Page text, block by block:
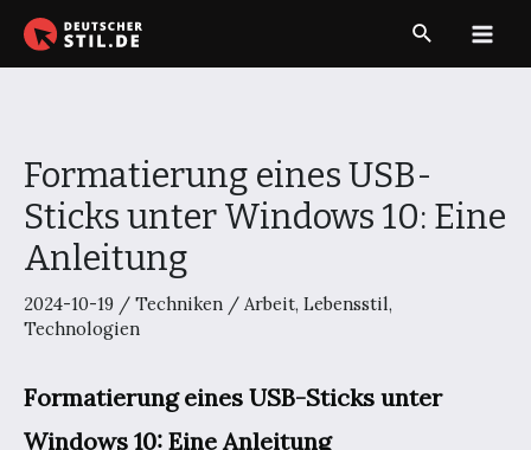
Zum
Inhalt
Suche
Formatierung eines USB-
Sticks unter Windows 10: Eine
Anleitung
2024-10-19 / Techniken / Arbeit, Lebensstil,
Technologien
Formatierung eines USB-Sticks unter
Windows 10: Eine Anleitung